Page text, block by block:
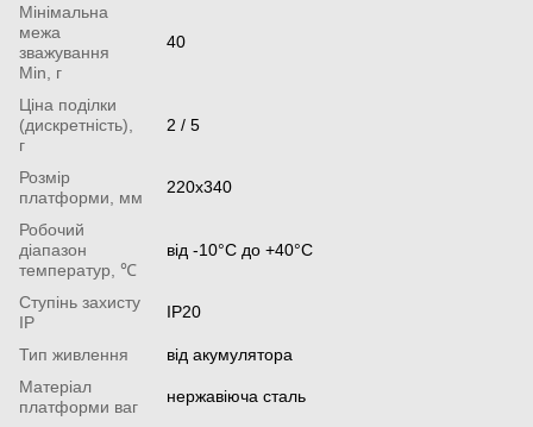
Мінімальна
межа
зважування
Min, г
40
Ціна поділки
(дискретність),
г
2 / 5
Розмір
платформи, мм
220х340
Робочий
діапазон
температур, ℃
від -10°С до +40°С
Ступінь захисту
IP
IP20
Тип живлення
від акумулятора
Матеріал
платформи ваг
нержавіюча сталь